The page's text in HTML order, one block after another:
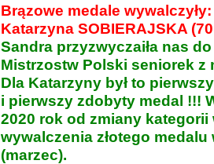
Brązowe medale wywalczyły:
Katarzyna SOBIERAJSKA
Sandra przyzwyczaiła nas
Mistrzostw Polski seniorek z
Dla Katarzyny był to
i pierwszy zdobyty medal !!!
2020 rok od zmiany
wywalczenia złotego
(marzec).